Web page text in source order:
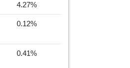
4.27%
0.12%
0.41%